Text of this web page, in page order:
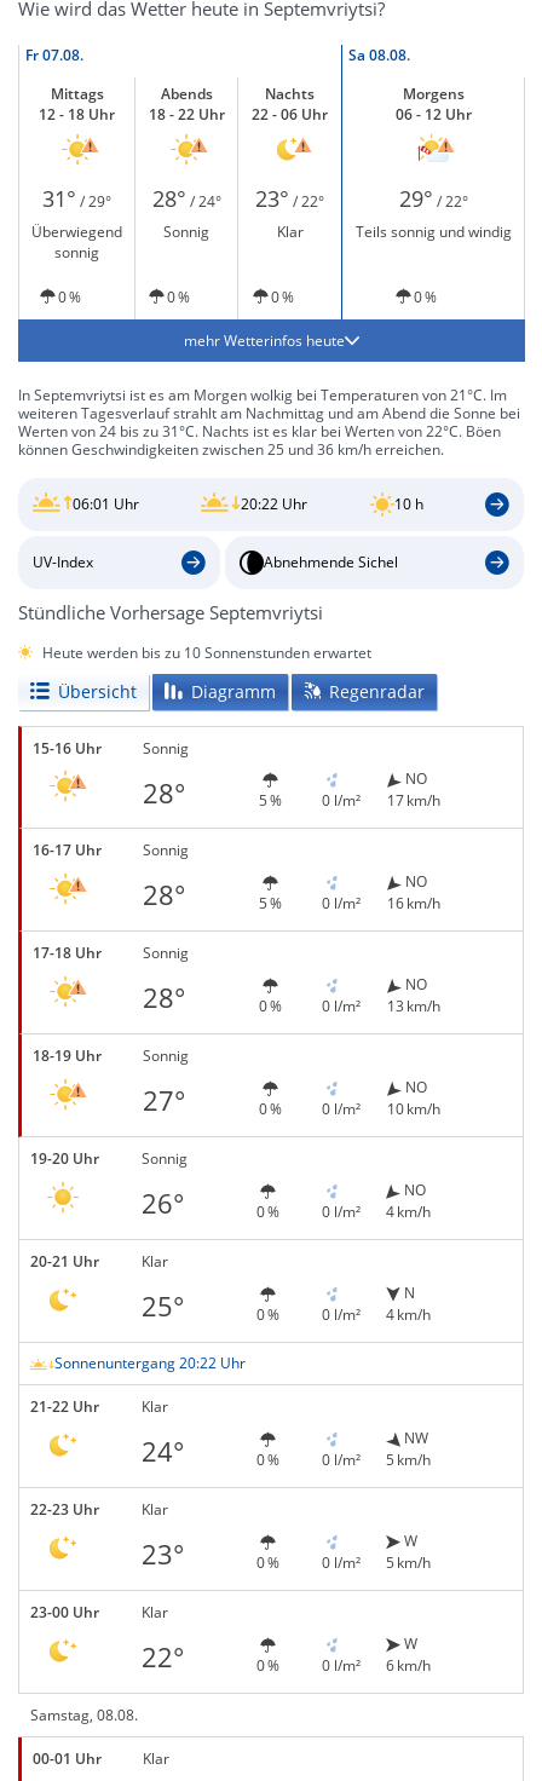
Wie wird das Wetter heute in Septemvriytsi?
Fr07.08. Sa 08.08.
Mittags
12 - 18 Uhr
Abends
18 - 22 Uhr
Nachts
22 - 06 Uhr
Morgens
06 - 12 Uhr
31° / 29° 28° / 24° 23° / 22° 29° / 22°
Überwiegend
sonnig
Sonnig Klar Teils sonnig und windig
0 % 0 % 0 % 0 %
mehr Wetterinfos heute
In Septemvriytsi ist es am Morgen wolkig bei Temperaturen von 21°C. Im
weiteren Tagesverlauf strahlt am Nachmittag und am Abend die Sonne bei
Werten von 24 bis zu 31°C. Nachts ist es klar bei Werten von 22°C. Böen
können Geschwindigkeiten zwischen 25 und 36 km/h erreichen.
06:01 Uhr 20:22 Uhr 10 h
UV-Index Abnehmende Sichel
Stündliche Vorhersage Septemvriytsi
Heute werden bis zu 10 Sonnenstunden erwartet
Übersicht Diagramm Regenradar
15-16 Uhr Sonnig
28° 5 % 0 l/m²
NO
17 km/h
16-17 Uhr Sonnig
28° 5 % 0 l/m²
NO
16 km/h
17-18 Uhr Sonnig
28° 0 % 0 l/m²
NO
13 km/h
18-19 Uhr Sonnig
27° 0 % 0 l/m²
NO
10 km/h
19-20 Uhr Sonnig
26° 0 % 0 l/m²
NO
4 km/h
20-21 Uhr Klar
25° 0 % 0 l/m²
N
4 km/h
Sonnenuntergang 20:22 Uhr
21-22 Uhr Klar
24° 0 % 0 l/m²
NW
5 km/h
22-23 Uhr Klar
23° 0 % 0 l/m²
W
5 km/h
23-00 Uhr Klar
22° 0 % 0 l/m²
W
6 km/h
Samstag, 08.08.
00-01 Uhr
Klar